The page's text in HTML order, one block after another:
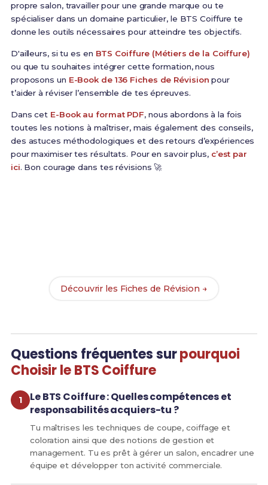
propre salon, travailler pour une grande marque ou te
spécialiser dans un domaine particulier, le BTS Coiffure te
donne les outils nécessaires pour atteindre tes objectifs.
D'ailleurs, si tu es en BTS Coiffure (Métiers de la Coiffure)
ou que tu souhaites intégrer cette formation, nous
proposons un E-Book de 136 Fiches de Révision pour
t’aider à réviser l’ensemble de tes épreuves.
Dans cet E-Book au format PDF, nous abordons à la fois
toutes les notions à maîtriser, mais également des conseils,
des astuces méthodologiques et des retours d’expériences
pour maximiser tes résultats. Pour en savoir plus, c’est par
ici. Bon courage dans tes révisions 🚀
Découvrir les Fiches de Révision →
Questions fréquentes surpourquoi
Choisir le BTS Coiffure
Le BTS Coiffure : Quelles compétences et
responsabilités acquiers-tu ?
Tu maîtrises les techniques de coupe, coiffage et
coloration ainsi que des notions de gestion et
management. Tu es prêt à gérer un salon, encadrer une
équipe et développer ton activité commerciale.